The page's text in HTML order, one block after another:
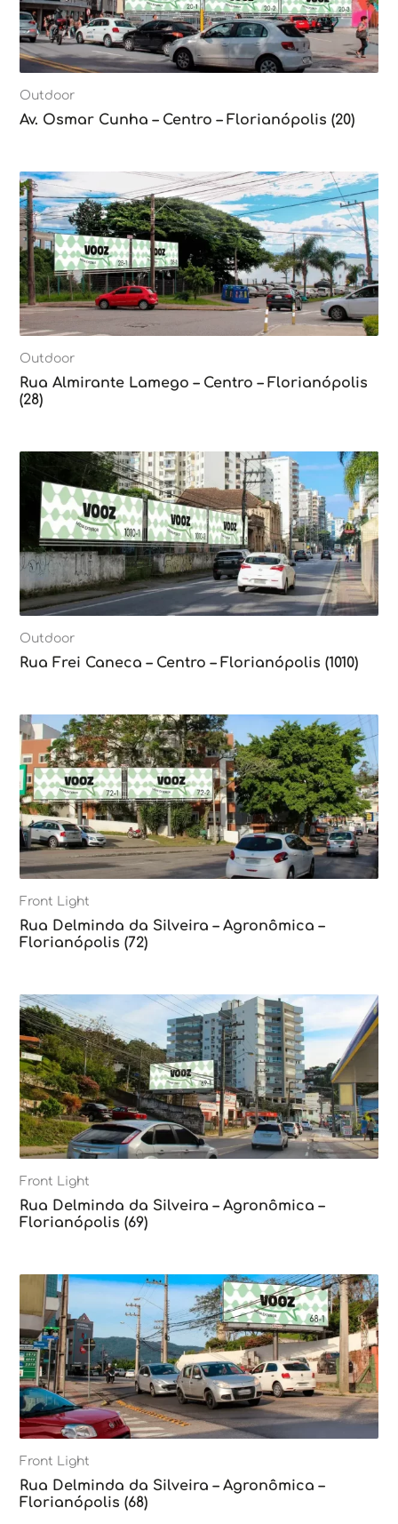
Outdoor
Av. Osmar Cunha – Centro – Florianópolis (20)
Outdoor
Rua Almirante Lamego – Centro – Florianópolis
(28)
Outdoor
Rua Frei Caneca – Centro – Florianópolis (1010)
Front Light
Rua Delminda da Silveira – Agronômica –
Florianópolis (72)
Front Light
Rua Delminda da Silveira – Agronômica –
Florianópolis (69)
Front Light
Rua Delminda da Silveira – Agronômica –
Florianópolis (68)